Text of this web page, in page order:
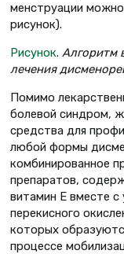
менструации
рисунок).
Рисунок. Алгоритм
лечения
Помимо
болевой синдром,
средства для
любой формы
комбинированное
препаратов,
витамин Е вместе с
перекисного
которых
процессе